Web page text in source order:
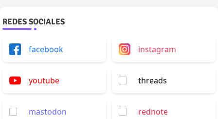
REDES SOCIALES
facebook instagram
youtube threads
mastodon rednote